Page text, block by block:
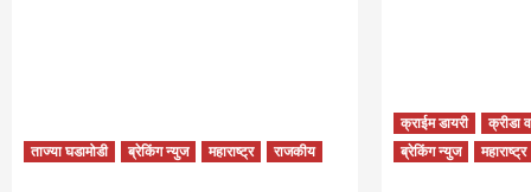
ताज्या घडामोडी ब्रेकिंग न्युज महाराष्ट्र राजकीय
क्राईम डायरी क्रीडा
ब्रेकिंग न्युज
महाराष्ट्र